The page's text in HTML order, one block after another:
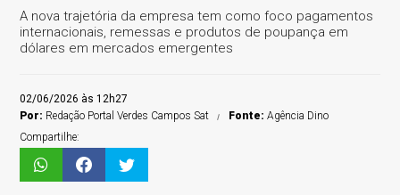
A nova trajetória da empresa tem como foco pagamentos
internacionais, remessas e produtos de poupança em
dólares em mercados emergentes
02/06/2026 às 12h27
Por: Redação Portal Verdes Campos Sat Fonte:Agência Dino
Compartilhe: